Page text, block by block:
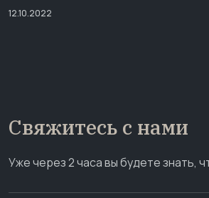
12.10.2022
Свяжитесь с нами
Уже через 2 часа вы будете знать,